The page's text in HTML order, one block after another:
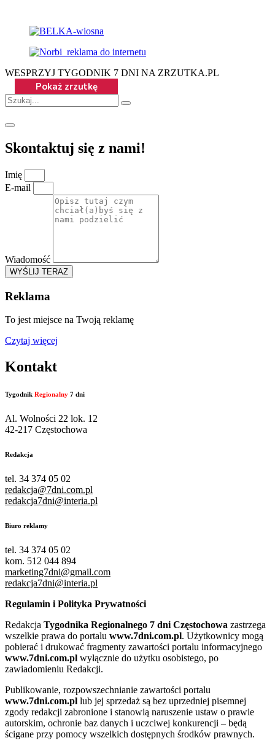
WESPRZYJ TYGODNIK 7 DNI NA ZRZUTKA.PL
Skontaktuj się z nami!
Imię
E-mail
Wiadomość
WYŚLIJ TERAZ
Reklama
To jest miejsce na Twoją reklamę
Czytaj więcej
Kontakt
Tygodnik Regionalny 7 dni
Al. Wolności 22 lok. 12
42-217 Częstochowa
Redakcja
tel. 34 374 05 02
redakcja@7dni.com.pl
redakcja7dni@interia.pl
Biuro reklamy
tel. 34 374 05 02
kom. 512 044 894
marketing7dni@gmail.com
redakcja7dni@interia.pl
Regulamin i Polityka Prywatności
Redakcja Tygodnika Regionalnego 7 dni Częstochowa zastrzega
wszelkie prawa do portalu www.7dni.com.pl. Użytkownicy mogą
pobierać i drukować fragmenty zawartości portalu informacyjnego
www.7dni.com.pl wyłącznie do użytku osobistego, po
zawiadomieniu Redakcji.
Publikowanie, rozpowszechnianie zawartości portalu
www.7dni.com.pl lub jej sprzedaż są bez uprzedniej pisemnej
zgody redakcji zabronione i stanowią naruszenie ustaw o prawie
autorskim, ochronie baz danych i uczciwej konkurencji – będą
ścigane przy pomocy wszelkich dostępnych środków prawnych.